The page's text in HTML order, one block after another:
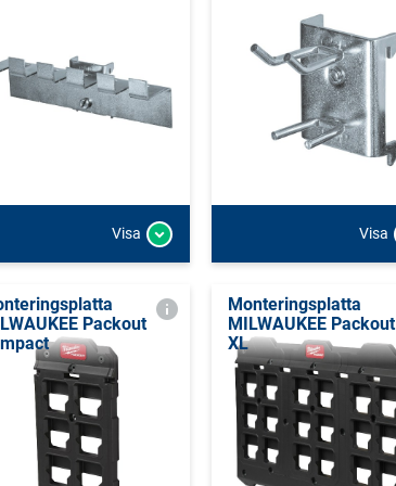
Visa Visa
Packout
Monteringsplatta
MILWAUKEE Packout
XL